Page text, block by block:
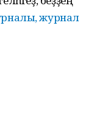
журнал